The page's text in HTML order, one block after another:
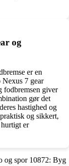
og
er en
7 gear
fodbremsen giver
gør det
hastighed og
og sikkert,
er
spor 10872: Byg